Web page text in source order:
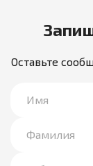
Оставьте